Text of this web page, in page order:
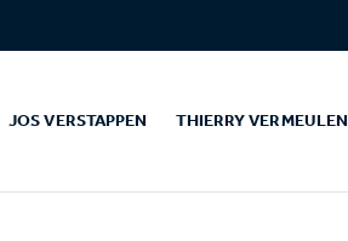
JOS VERSTAPPEN THIERRY VERMEULEN